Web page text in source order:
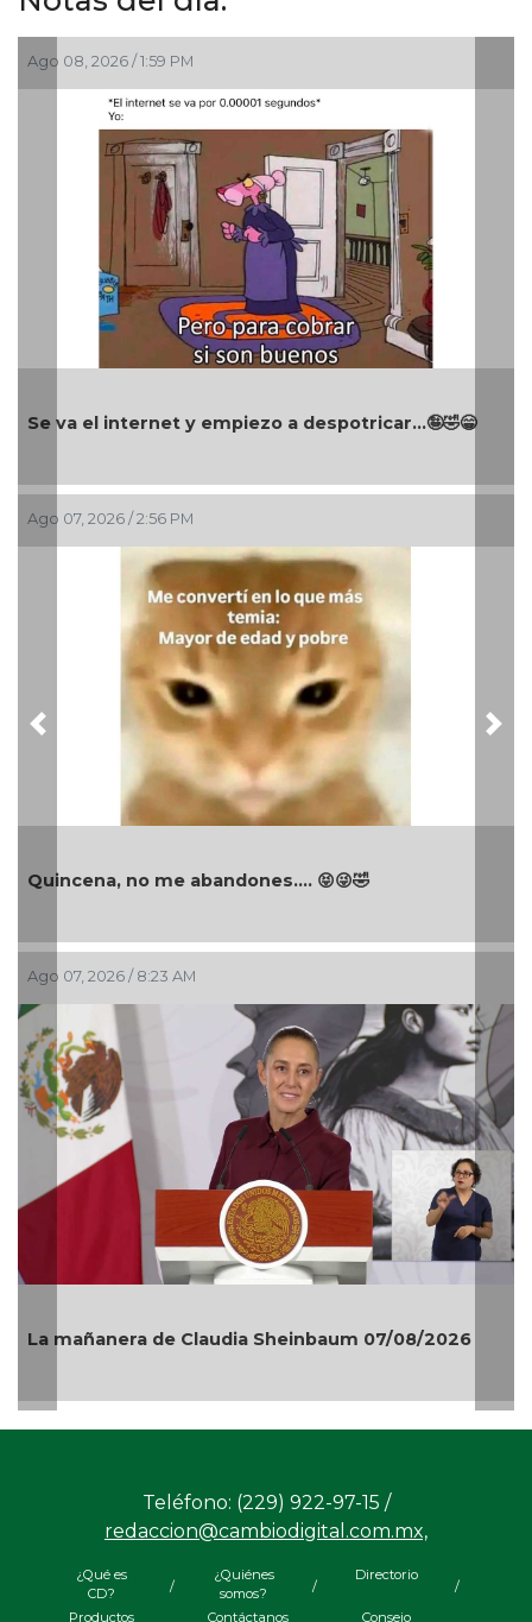
Ago 08, 2026 / 1:59 PM
Se va el internet y empiezo a despotricar...🤪🤣😁
Ago 07, 2026 / 2:56 PM
Quincena, no me abandones.... 😝😜🤣
Ago 07, 2026 / 8:23 AM
La mañanera de Claudia Sheinbaum 07/08/2026
Previous
Teléfono: (229) 922-97-15 /
redaccion@cambiodigital.com.mx,
¿Qué es
CD?
/
¿Quiénes
somos?
/
Directorio
/
Productos
Contáctanos Consejo